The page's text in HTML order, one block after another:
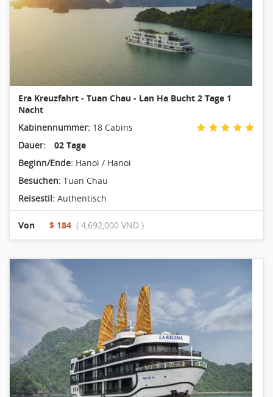
Era Kreuzfahrt - Tuan Chau - Lan Ha Bucht 2 Tage 1
Nacht
Kabinennummer: 18 Cabins
Dauer:
02 Tage
Beginn/Ende: Hanoi / Hanoi
Besuchen: Tuan Chau
Reisestil: Authentisch
Von $ 184 ( 4,692,000 VND )